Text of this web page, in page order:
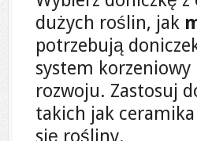
dużych roślin, jak
potrzebują
system korzeniowy
rozwoju. Zastosuj
takich jak
się rośliny.